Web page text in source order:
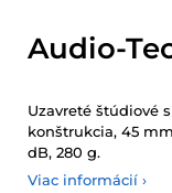
Audio-
Uzavreté štúdiové
konštrukcia, 45
dB, 280 g.
Viac informácií ›